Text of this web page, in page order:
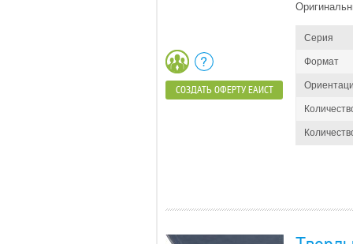
Серия
Формат
СОЗДАТЬ ОФЕРТУ ЕАИСТ